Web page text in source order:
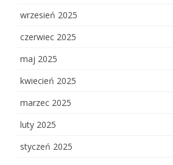
wrzesień 2025
czerwiec 2025
maj 2025
kwiecień 2025
marzec 2025
luty 2025
styczeń 2025